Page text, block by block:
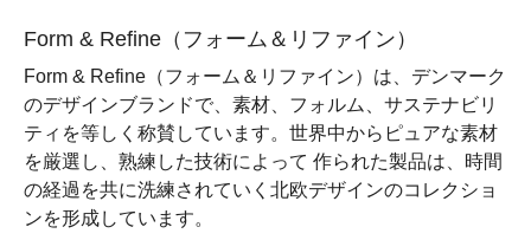
Form & Refine（フォーム＆リファイン）
Form & Refine（フォーム＆リファイン）は、デンマーク
のデザインブランドで、素材、フォルム、サステナビリ
ティを等しく称賛しています。世界中からピュアな素材
を厳選し、熟練した技術によって 作られた製品は、時間
の経過を共に洗練されていく北欧デザインのコレクショ
ンを形成しています。